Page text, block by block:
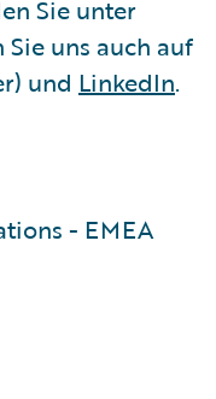
Sie unter
Sie uns auch auf
und LinkedIn.
- EMEA